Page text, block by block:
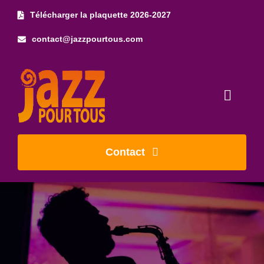
Skip
Télécharger la plaquette 2026-2027
contact@jazzpourtous.com
L’association
Les concerts
Photos
Contact